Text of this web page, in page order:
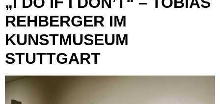
REHBERGER IM
KUNSTMUSEUM
STUTTGART